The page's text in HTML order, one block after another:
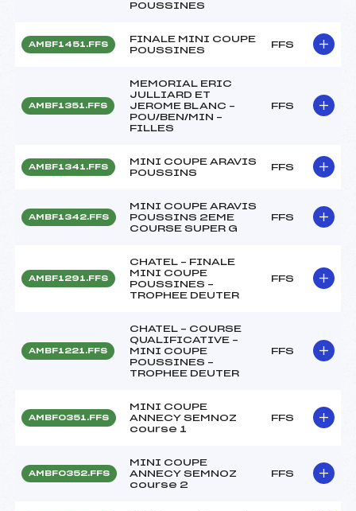
POUSSINES
AMBF1451.FFS
FINALE MINI COUPE
POUSSINES
FFS
AMBF1351.FFS
MEMORIAL ERIC
JULLIARD ET
JEROME BLANC –
POU/BEN/MIN –
FILLES
FFS
AMBF1341.FFS
MINI COUPE ARAVIS
POUSSINS
FFS
AMBF1342.FFS
MINI COUPE ARAVIS
POUSSINS 2EME
COURSE SUPER G
FFS
AMBF1291.FFS
CHATEL – FINALE
MINI COUPE
POUSSINES –
TROPHEE DEUTER
FFS
AMBF1221.FFS
CHATEL – COURSE
QUALIFICATIVE –
MINI COUPE
POUSSINES –
TROPHEE DEUTER
FFS
AMBF0351.FFS
MINI COUPE
ANNECY SEMNOZ
course 1
FFS
AMBF0352.FFS
MINI COUPE
ANNECY SEMNOZ
course 2
FFS